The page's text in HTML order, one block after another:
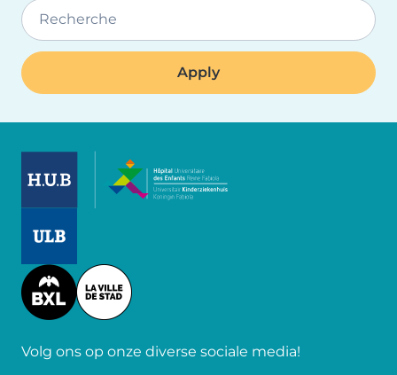
Recherche
Image
Volg ons op onze diverse sociale media!